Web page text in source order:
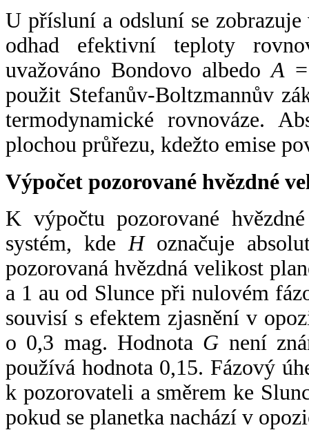
U přísluní a odsluní se
odhad efektivní teploty
uvažováno Bondovo albedoA
použit Stefanův-Boltzmannův
termodynamické rovnováze.
plochou průřezu, kdežto emise
Výpočet pozorované hvězdné
K výpočtu pozorované
systém, kde Hoznačuje
pozorovaná hvězdná velikost
a 1 au od Slunce při nulovém
souvisí s efektem zjasnění v
o 0,3 mag. Hodnota G není
používá hodnota 0,15. Fázový
k pozorovateli a směrem ke
pokud se planetka nachází v